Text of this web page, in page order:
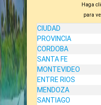
Haga
para
CIUDAD
PROVINCIA
CORDOBA
SANTA FE
MONTEVIDEO
ENTRE RIOS
MENDOZA
SANTIAGO